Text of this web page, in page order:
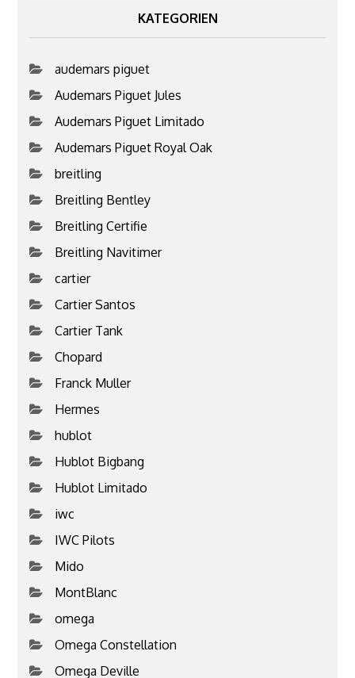
KATEGORIEN
audemars piguet
Audemars Piguet Jules
Audemars Piguet Limitado
Audemars Piguet Royal Oak
breitling
Breitling Bentley
Breitling Certifie
Breitling Navitimer
cartier
Cartier Santos
Cartier Tank
Chopard
Franck Muller
Hermes
hublot
Hublot Bigbang
Hublot Limitado
iwc
IWC Pilots
Mido
MontBlanc
omega
Omega Constellation
Omega Deville